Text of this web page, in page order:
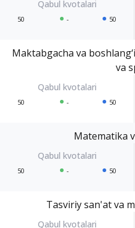
50 - 50
Maktabgacha va
va
50 - 50
Matematika
50 - 50
Tasviriy san'at va